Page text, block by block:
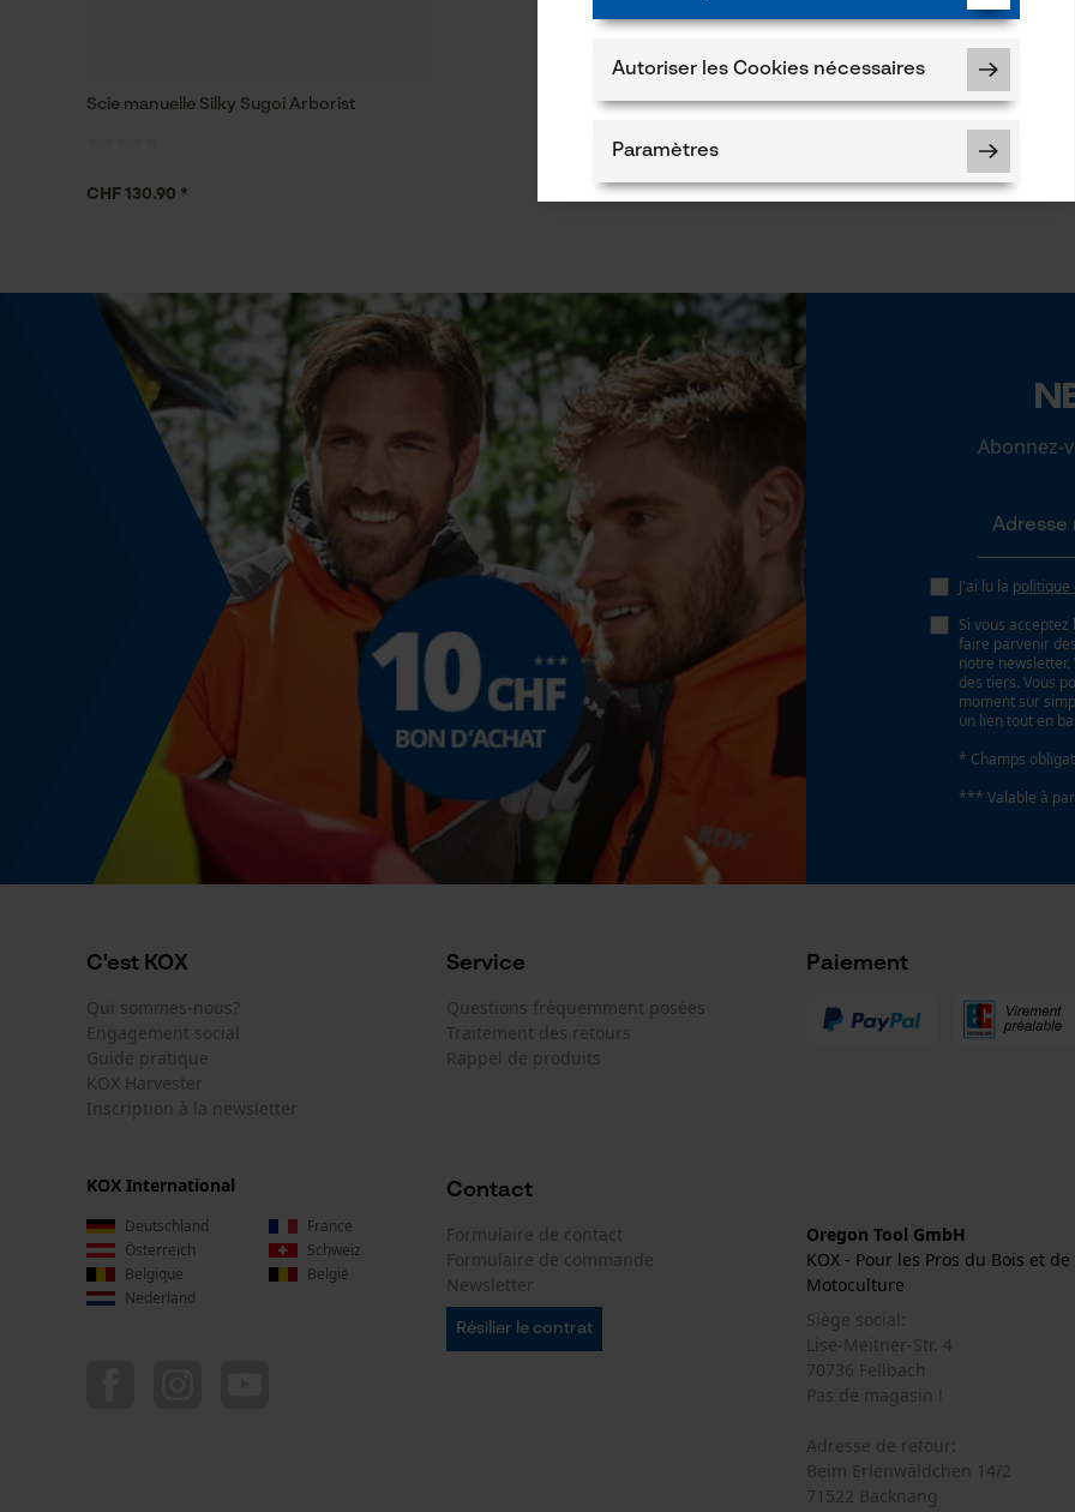
Scie manuelle Silky Sugoi Arborist
CHF 130.90 *
Abonnez-
J'ai lu la politique
Si vous
faire parvenir
notre
des tiers. Vous
moment sur
un lien tout en
* Champs
*** Valable à
C'est KOX
Qui sommes-nous?
Engagement social
Guide pratique
KOX Harvester
Inscription à la newsletter
Service
Questions fréquemment posées
Traitement des retours
Rappel de produits
Paiement
Contact
Formulaire de contact
Formulaire de commande
Newsletter
Résilier le contrat
Oregon Tool GmbH
KOX - Pour les Pros du Bois et de
Motoculture
Siège social:
Lise-Meitner-Str. 4
70736 Fellbach
Pas de magasin !
Adresse de retour:
Beim Erlenwäldchen 14/2
71522 Backnang
KOX International
Deutschland
France
Österreich
Schweiz
Belgique
België
Nederland
Autoriser les Cookies nécessaires
Paramètres
Cookies nécessaires
Vérifier linstallation de cookies
Sauvegarder les préférences pour
traitement des données
Econda Tag Manager
Cookies statistiques
Econda Analytics
Fact-Finder Tracking
Cookies de performance et de
Géo-IP et détection des utilisateurs
Prise de contact par chat